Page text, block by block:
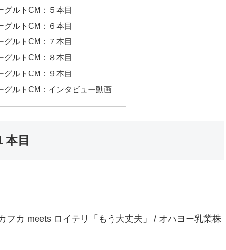
グルトCM：５本目
グルトCM：６本目
グルトCM：７本目
グルトCM：８本目
グルトCM：９本目
グルトCM：インタビュー動画
本目
フカ meets ロイテリ「もう大丈夫」 / オハヨー乳業株